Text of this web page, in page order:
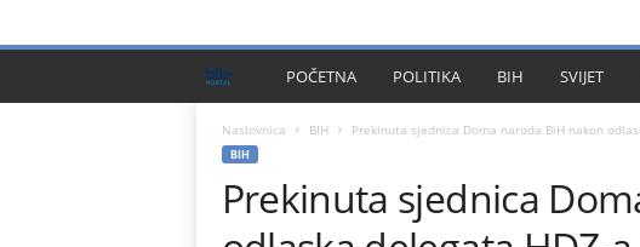
I
P
POČETNA POLITIKA BIH SVIJET
Naslovnica BIH Prekinuta sjednica Doma naroda BiH nakon
BIH
Prekinuta sjednica